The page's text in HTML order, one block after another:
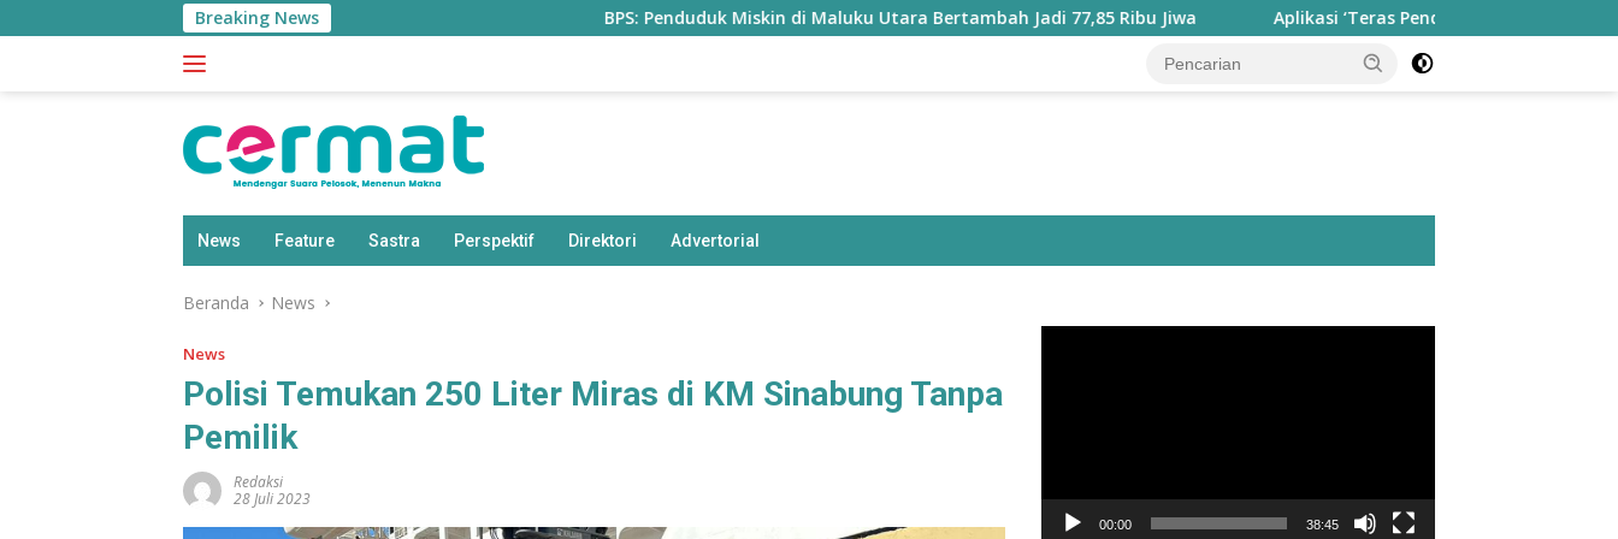
ke
Breaking News BPS: Penduduk Miskin di Maluku Utara Bertambah Jadi 77,85 Ribu Jiwa Aplikasi ‘Teras Pendidikan’ Disiapkan untuk Pantau
News Feature Sastra Perspektif Direktori Advertorial
Beranda News
News
Polisi Temukan 250 Liter Miras di KM Sinabung Tanpa
Pemilik
Redaksi
28 Juli 2023
00:00 38:45